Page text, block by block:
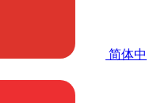
简体中